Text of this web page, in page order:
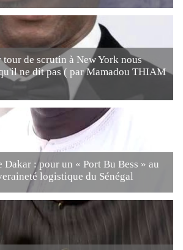
tour de scrutin à New York nous
ne dit pas ( par Mamadou THIAM
Dakar : pour un « Port Bu Bess » au
logistique du Sénégal